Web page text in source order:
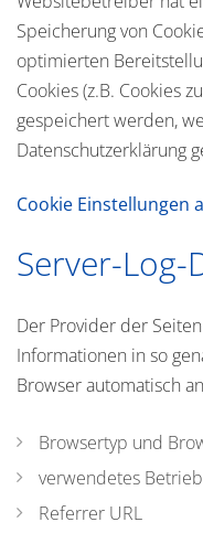
Speicherung von
optimierten
Cookies (z.B. Cookies
gespeichert werden,
Datenschutzerklärung
Cookie Einstellungen
Server-Log-
Der Provider der
Informationen in so
Browser automatisch
Browsertyp und
verwendetes
Referrer URL